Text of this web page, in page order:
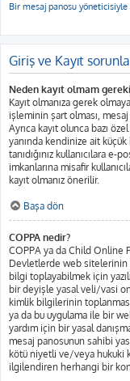
Bir mesaj panosu
Giriş ve Kayıt
Neden kayıt olmam
Kayıt olmanıza gerek
işleminin şart olması,
Ayrıca kayıt olunca bazı
yanında kendinize ait
tanıdığınız kullanıcılara e-
imkanlarına misafir
kayıt olmanız önerilir.
Başa dön
COPPA nedir?
COPPA ya da Child Online
Devletlerde web sitelerinin
bilgi toplayabilmek için
bir deyişle yasal veli/vasi
kimlik bilgilerinin
ya da bu uygulama ile bir
yardım için bir yasal
mesaj panosunun sahibi
kötü niyetli ve/veya hukuki
ilgilendiren herhangi bir